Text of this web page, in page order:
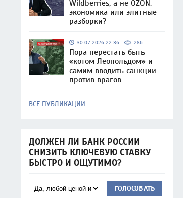
Wildberries, а не OZON:
экономика или элитные
разборки?
30.07.2026 22:36 286
Пора перестать быть
«котом Леопольдом» и
самим вводить санкции
против врагов
ВСЕ ПУБЛИКАЦИИ
ДОЛЖЕН ЛИ БАНК РОССИИ
СНИЗИТЬ КЛЮЧЕВУЮ СТАВКУ
БЫСТРО И ОЩУТИМО?
ГОЛОСОВАТЬ